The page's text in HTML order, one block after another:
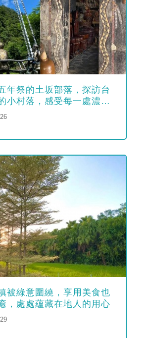
年祭的土坂部落，探訪台
小村落，感受每一處濃
被綠意圍繞，享用美食也
，處處蘊藏在地人的用心